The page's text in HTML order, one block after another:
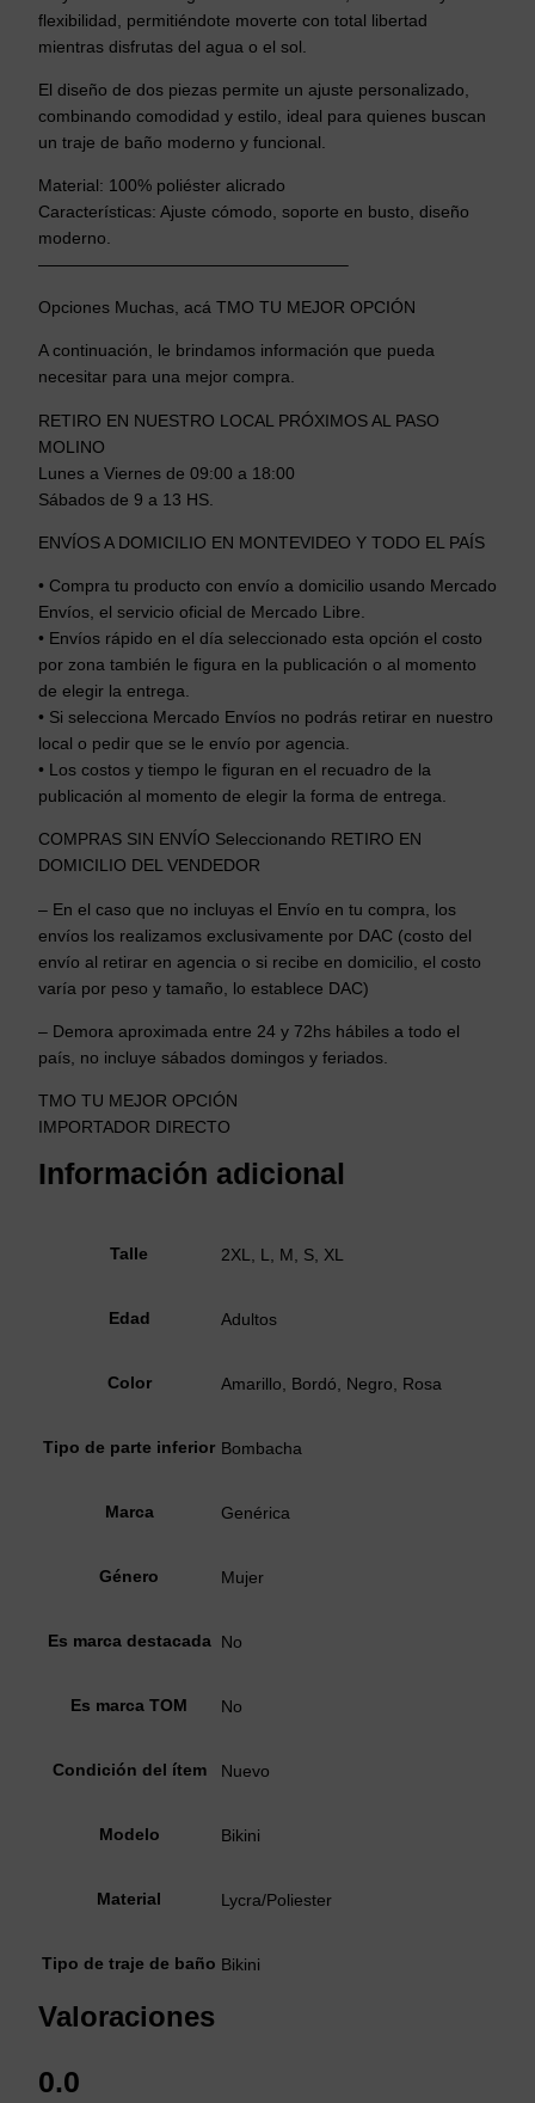
flexibilidad, permitiéndote moverte con total libertad
mientras disfrutas del agua o el sol.
El diseño de dos piezas permite un ajuste personalizado,
combinando comodidad y estilo, ideal para quienes buscan
un traje de baño moderno y funcional.
Material: 100% poliéster alicrado
Características: Ajuste cómodo, soporte en busto, diseño
moderno.
——————————————————–
Opciones Muchas, acá TMO TU MEJOR OPCIÓN
A continuación, le brindamos información que pueda
necesitar para una mejor compra.
RETIRO EN NUESTRO LOCAL PRÓXIMOS AL PASO
MOLINO
Lunes a Viernes de 09:00 a 18:00
Sábados de 9 a 13 HS.
ENVÍOS A DOMICILIO EN MONTEVIDEO Y TODO EL PAÍS
• Compra tu producto con envío a domicilio usando Mercado
Envíos, el servicio oficial de Mercado Libre.
• Envíos rápido en el día seleccionado esta opción el costo
por zona también le figura en la publicación o al momento
de elegir la entrega.
• Si selecciona Mercado Envíos no podrás retirar en nuestro
local o pedir que se le envío por agencia.
• Los costos y tiempo le figuran en el recuadro de la
publicación al momento de elegir la forma de entrega.
COMPRAS SIN ENVÍO Seleccionando RETIRO EN
DOMICILIO DEL VENDEDOR
– En el caso que no incluyas el Envío en tu compra, los
envíos los realizamos exclusivamente por DAC (costo del
envío al retirar en agencia o si recibe en domicilio, el costo
varía por peso y tamaño, lo establece DAC)
– Demora aproximada entre 24 y 72hs hábiles a todo el
país, no incluye sábados domingos y feriados.
TMO TU MEJOR OPCIÓN
IMPORTADOR DIRECTO
Información adicional
Talle 2XL, L, M, S, XL
Edad Adultos
Color Amarillo, Bordó, Negro, Rosa
Tipo de parte inferior Bombacha
Marca Genérica
Género Mujer
Es marca destacada No
Es marca TOM No
Condición del ítem Nuevo
Modelo Bikini
Material Lycra/Poliester
Tipo de traje de baño Bikini
Valoraciones
0.0